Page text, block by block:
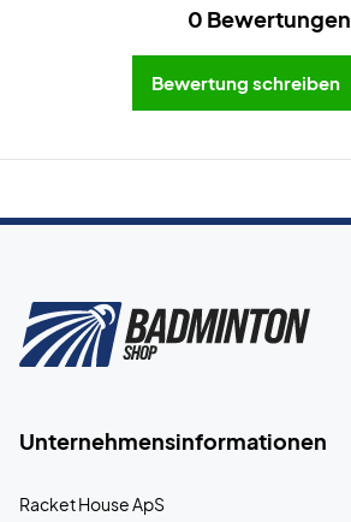
0 Bewertungen
Bewertung schreiben
Unternehmensinformationen
Racket House ApS